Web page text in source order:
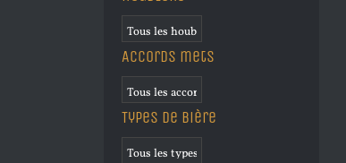
Accords mets
Types de bière